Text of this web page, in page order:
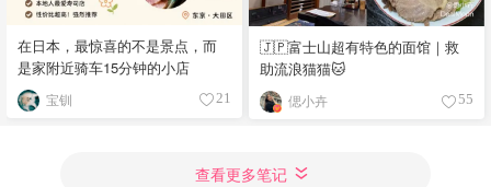
在日本，最惊喜的不是景点，而
是家附近骑车15分钟的小店
宝钏 21
🇯🇵富士山超有特色的面馆｜救
助流浪猫猫🐱
偲小卉 55
查看更多笔记